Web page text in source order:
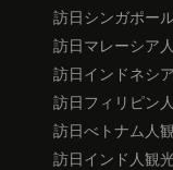
訪日シンガポー
訪日マレーシア
訪日インドネシ
訪日フィリピン
訪日べトナム人
訪日インド人観